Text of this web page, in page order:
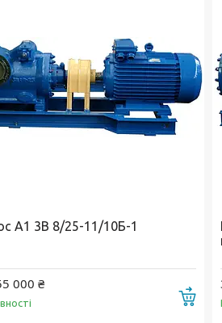
А1 3В 8/25-11/10Б-1
000 ₴